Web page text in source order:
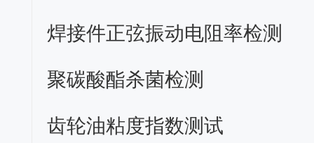
焊接件正弦振动电阻率检测
聚碳酸酯杀菌检测
齿轮油粘度指数测试